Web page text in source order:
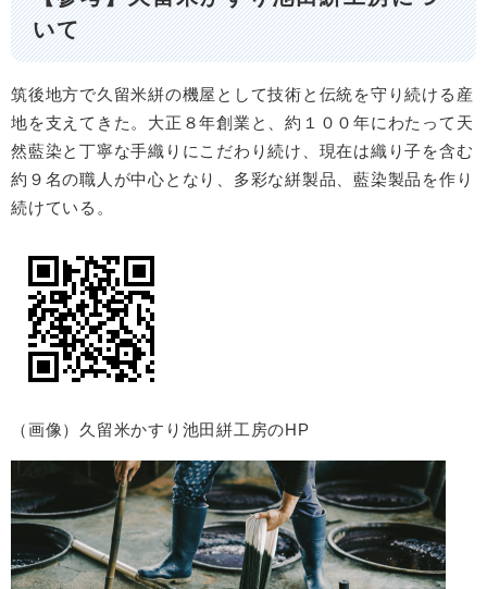
いて
筑後地方で久留米絣の機屋として技術と伝統を守り続ける産
地を支えてきた。大正８年創業と、約１００年にわたって天
然藍染と丁寧な手織りにこだわり続け、現在は織り子を含む
約９名の職人が中心となり、多彩な絣製品、藍染製品を作り
続けている。​
（画像）久留米かすり池田絣工房のHP